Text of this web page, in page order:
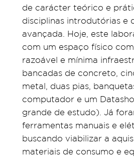
de carácter teórico e
disciplinas introdutórias e
avançada. Hoje, este
com um espaço físico
razoável e mínima
bancadas de concreto,
metal, duas pias,
computador e um
grande de estudo). Já
ferramentas manuais e
buscando viabilizar a
materiais de consumo e